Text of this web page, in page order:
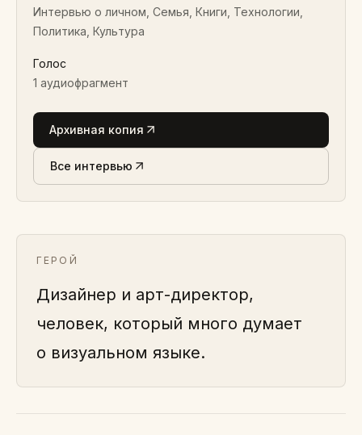
Интервью о личном, Семья, Книги, Технологии,
Политика, Культура
Голос
1 аудиофрагмент
Архивная копия
Все интервью
ГЕРОЙ
Дизайнер и арт-директор,
человек, который много думает
о визуальном языке.